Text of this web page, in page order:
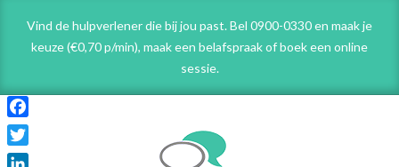
content
Vind de hulpverlener die bij jou past. Bel 0900-0330 en maak je
keuze (€0,70 p/min), maak een belafspraakof boek een online
sessie.
Facebook
Twitter